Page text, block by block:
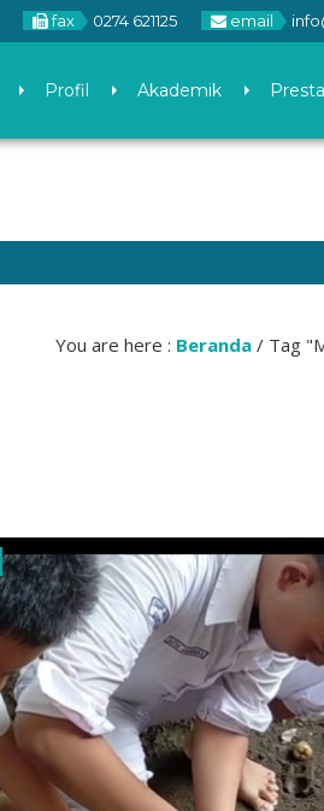
fax 0274 621125 email
Profil Akademik
You are here : Beranda / Tag